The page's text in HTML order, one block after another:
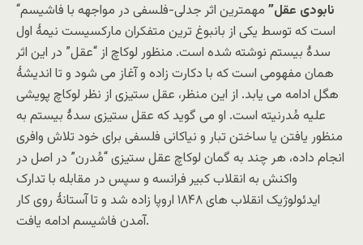
“
نابودی عقل” مهمترین اثر جدلی-فلسفی در مواجهه با فاشیسم
است که توسط یکی از بانبوغ ترین متفکران مارکسیست نیمۀ اول
سدۀ بیستم نوشته شده است. منظور لوکاچ از “عقل” در این اثر
همان مفهومی است که با دکارت زاده و آغاز می شود و تا اندیشۀ
هگل ادامه می یابد. از این منظر، عقل ستیزی از نظر لوکاچ پویشی
علیه مُدرنیته است. او می گوید که عقل ستیزی سدۀ بیستم به
منظور یافتن یا ساختن تبار و نیاکانی فلسفی برای خود تلاش وافری
انجام داده، هر چند به گمان لوکاچ عقل ستیزی “مُدرن” در اصل در
واکنش به انقلاب کبیر فرانسه و سپس در مقابله با تدارک
ایدئولوژیک انقلاب های ۱۸۴۸ اروپا زاده شد و تا آستانۀ روی کار
آمدن فاشیسم ادامه یافت.